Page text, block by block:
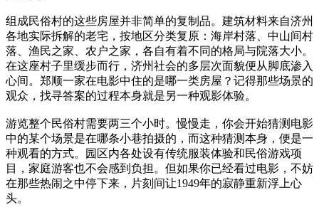
组成民俗村的这些房屋并非简单的复制品。建筑材料来自济州
各地实际拆解的老宅，按地区分类复原：海岸村落、中山间村
落、渔民之家、农户之家，各自有着不同的格局与院落大小。
在这座村子里缓步而行，济州社会的多层次面貌便从脚底渗入
心间。郑顺一家在电影中住的是哪一类房屋？记得那些场景的
观众，找寻答案的过程本身就是另一种观影体验。
游览整个民俗村需要两三个小时。慢慢走，你会开始猜测电影
中的某个场景是在哪条小巷拍摄的，而这种猜测本身，便是一
种观看的方式。园区内各处设有传统服装体验和民俗游戏项
目，家庭游客也不会感到负担。但如果你已经看过电影，不妨
在那些热闹之中停下来，片刻间让1949年的寂静重新浮上心
头。